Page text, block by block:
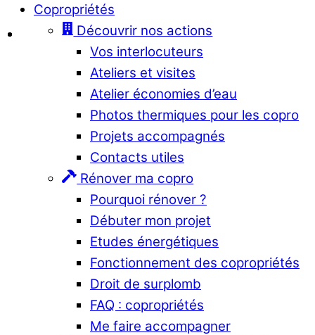
Copropriétés
Découvrir nos actions
Vos interlocuteurs
Ateliers et visites
Atelier économies d’eau
Photos thermiques pour les copro
Projets accompagnés
Contacts utiles
Rénover ma copro
Pourquoi rénover ?
Débuter mon projet
Etudes énergétiques
Fonctionnement des copropriétés
Droit de surplomb
FAQ : copropriétés
Me faire accompagner